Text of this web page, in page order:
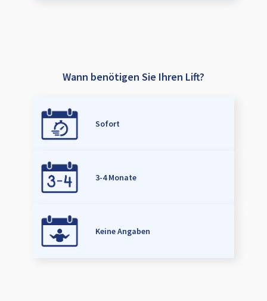
Wann benötigen Sie Ihren Lift?
Sofort
3-4 Monate
Keine Angaben